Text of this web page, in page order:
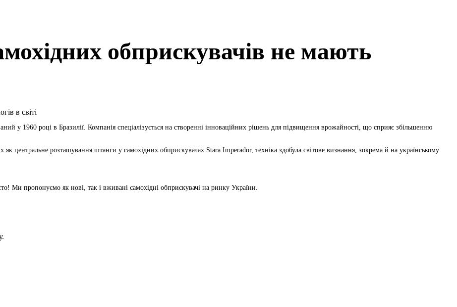
обприскувачів не мають
у 1960 році в Бразилії. Компанія спеціалізується на створенні інноваційних рішень для підвищення врожайності, що сприяє збільшенню
центральне розташування штанги у самохідних обприскувачах Stara Imperador, техніка здобула світове визнання, зокрема й на українському
Ми пропонуємо як нові, так і вживані самохідні обприскувачі на ринку України.